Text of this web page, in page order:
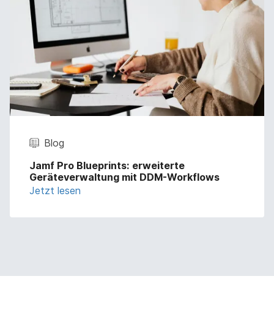
Blog
Jamf Pro Blueprints: erweiterte
Geräteverwaltung mit DDM-Workflows
Jetzt lesen